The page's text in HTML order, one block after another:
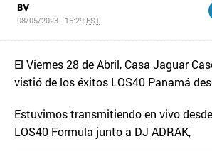
BV
08/05/2023 - 16:29 EST
El Viernes 28 de Abril, Casa Jaguar
vistió de los éxitos LOS40 Panamá
Estuvimos transmitiendo en vivo
LOS40 Formula junto a DJ ADRAK,